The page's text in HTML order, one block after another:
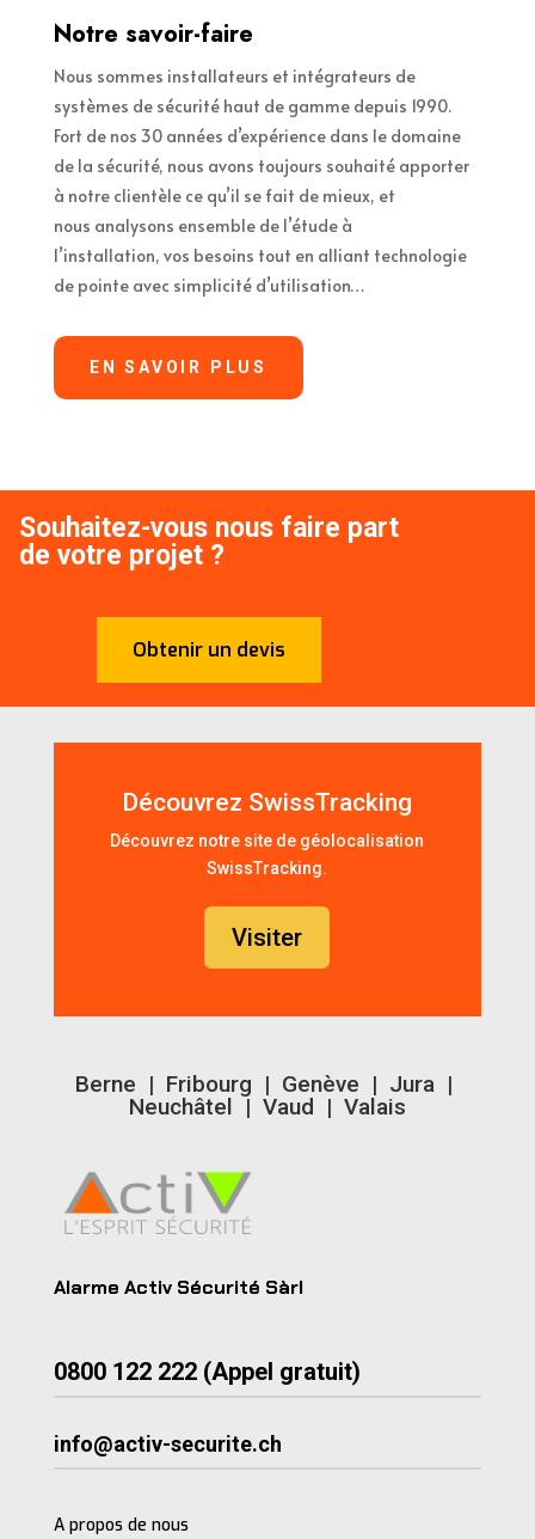
Notre savoir-faire
Nous sommes installateurs et intégrateurs de
systèmes de sécurité haut de gamme depuis 1990.
Fort de nos 30 années d’expérience dans le domaine
de la sécurité, nous avons toujours souhaité apporter
à notre clientèle ce qu’il se fait de mieux, et
nous analysons ensemble de l’étude à
l’installation, vos besoins tout en alliant technologie
de pointe avec simplicité d’utilisation…
EN SAVOIR PLUS
Souhaitez-vous nous faire part
de votre projet ?
Obtenir un devis
Découvrez SwissTracking
Découvrez notre site de géolocalisation
SwissTracking.
Visiter
Berne | Fribourg | Genève | Jura |
Neuchâtel | Vaud | Valais
Alarme Activ Sécurité Sàrl
0800 122 222 (Appel gratuit)
info@activ-securite.ch
A propos de nous